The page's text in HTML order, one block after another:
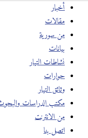
أخبار
مقالات
من سورية
بيانات
نشاطات التيار
حوارات
وثائق التيار
مكتب الدراسات والبحوث
من الانترنت
اتصل بنا